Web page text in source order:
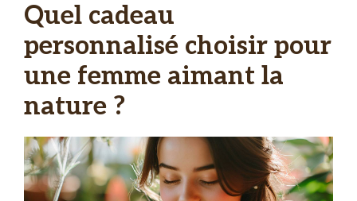
Quel cadeau
personnalisé choisir pour
une femme aimant la
nature ?